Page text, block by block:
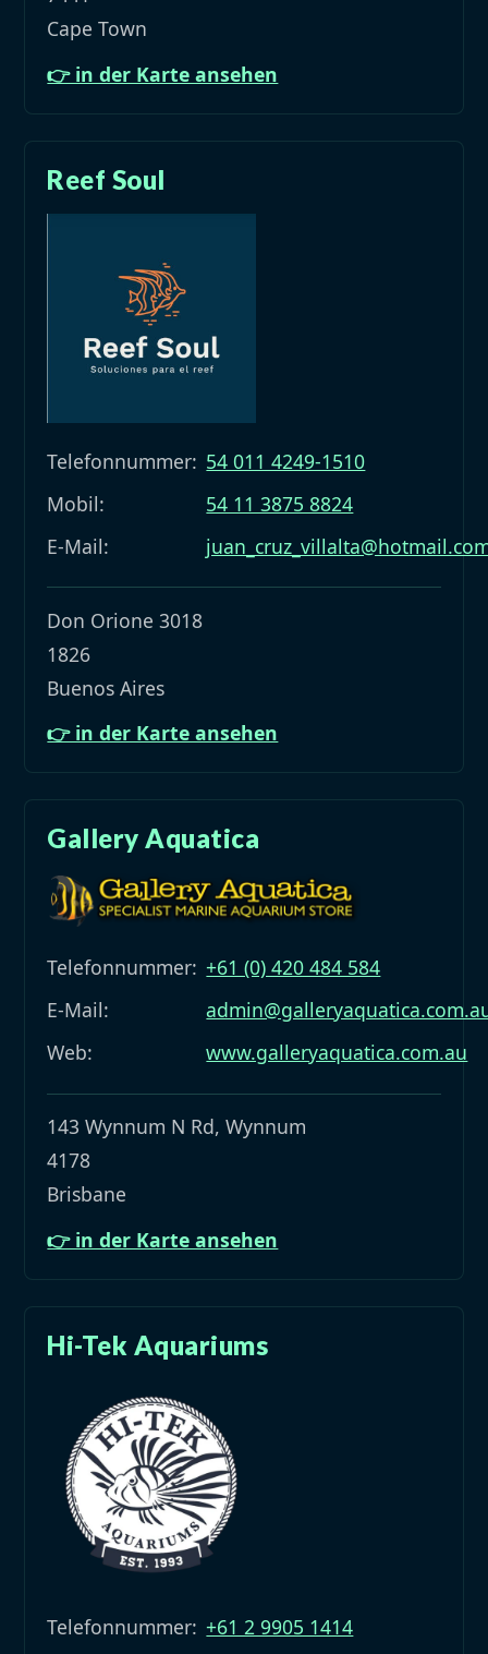
Cape Town
👉 in der Karte ansehen
Reef Soul
Telefonnummer: 54 011 4249-1510
Mobil:
54 11 3875 8824
E-Mail:
Don Orione 3018
1826
Buenos Aires
👉 in der Karte ansehen
Gallery Aquatica
Telefonnummer: +61 (0) 420 484 584
E-Mail:
Web:
www.galleryaquatica.com.au
143 Wynnum N Rd, Wynnum
4178
Brisbane
👉 in der Karte ansehen
Hi-Tek Aquariums
Telefonnummer: +61 2 9905 1414